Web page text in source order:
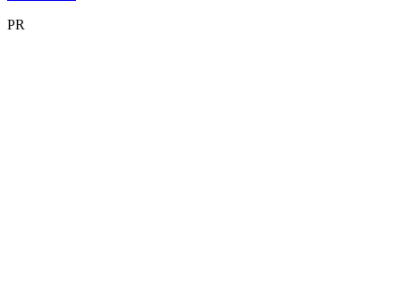
PR